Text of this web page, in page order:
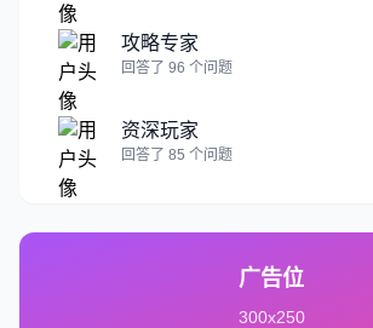
攻略专家
回答了 96 个问题
资深玩家
回答了 85 个问题
广告位
300x250